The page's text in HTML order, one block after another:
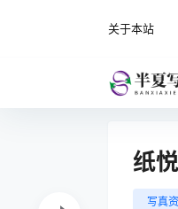
关于本站
纸
写真